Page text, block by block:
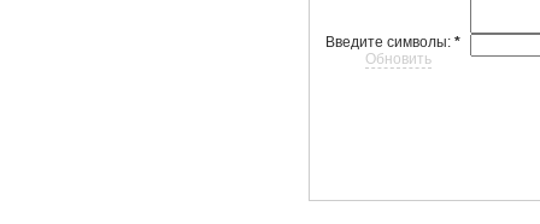
Введите символы:*
Обновить